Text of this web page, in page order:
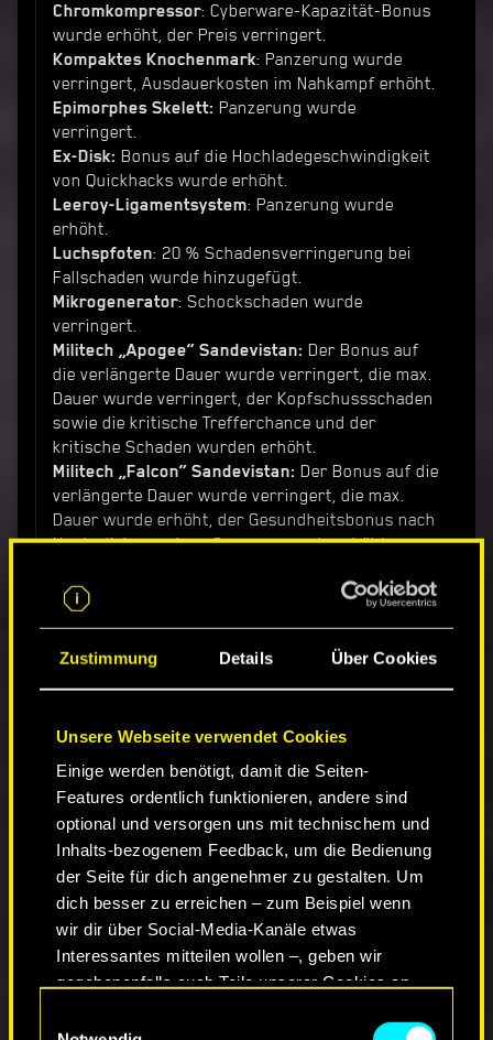
Zustimmung Details Über Cookies
Unsere Webseite verwendet Cookies
Einige werden benötigt, damit die Seiten-
Features ordentlich funktionieren, andere sind
optional und versorgen uns mit technischem und
Inhalts-bezogenem Feedback, um die Bedienung
der Seite für dich angenehmer zu gestalten. Um
dich besser zu erreichen – zum Beispiel wenn
wir dir über Social-Media-Kanäle etwas
Interessantes mitteilen wollen –, geben wir
gegebenenfalls auch Teile unserer Cookies an
Cookies erfordert allerdings deine Zustimmung.
Chromkompressor: Cyberware-Kapazität-Bonus
wurde erhöht, der Preis verringert.
Kompaktes Knochenmark: Panzerung wurde
verringert, Ausdauerkosten im Nahkampf erhöht.
Epimorphes Skelett: Panzerung wurde
verringert.
Ex-Disk: Bonus auf die Hochladegeschwindigkeit
von Quickhacks wurde erhöht.
Leeroy-Ligamentsystem: Panzerung wurde
erhöht.
Luchspfoten: 20 % Schadensverringerung bei
Fallschaden wurde hinzugefügt.
Mikrogenerator: Schockschaden wurde
verringert.
Militech „Apogee“ Sandevistan: Der Bonus auf
die verlängerte Dauer wurde verringert, die max.
Dauer wurde verringert, der Kopfschussschaden
sowie die kritische Trefferchance und der
kritische Schaden wurden erhöht.
Militech „Falcon“ Sandevistan: Der Bonus auf die
verlängerte Dauer wurde verringert, die max.
Dauer wurde erhöht, der Gesundheitsbonus nach
Neutralisieren eines Gegners wurde erhöht.
Coolness statt Reflexe (Bonus auf kritische
Trefferchance).
Speicher-Umverteiler: Wiederhergestellte max.
Speicherpunkte wurden erhöht.
erhöht.
Verstärkte Sehnen:Panzerung wurde verringert.
Persönliches EIS: Abklingzeit wurde verkürzt.
Der Attributsbonus erhöht jetzt
den Schaden mit Tech-Waffen.
Universalbooster: Effekte von Gesundheits-Items
stacken jetzt.
Die Cyberware-Kapazitätskosten der
folgenden Implantate wurden verringert:
Boost-System, Rara Avis, Reflexmodulator,